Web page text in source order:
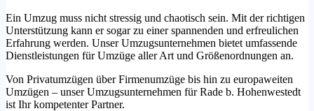
Ein Umzug muss nicht stressig und chaotisch sein. Mit der richtigen
Unterstützung kann er sogar zu einer spannenden und erfreulichen
Erfahrung werden. Unser Umzugsunternehmen bietet umfassende
Dienstleistungen für Umzüge aller Art und Größenordnungen an.
Von Privatumzügen über Firmenumzüge bis hin zu europaweiten
Umzügen – unser Umzugsunternehmen für Rade b. Hohenwestedt
ist Ihr kompetenter Partner.